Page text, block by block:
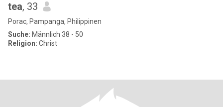
tea, 33
Porac, Pampanga, Philippinen
Suche: Männlich 38 - 50
Religion: Christ